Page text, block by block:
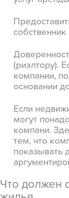
(риэлтору).
компании,
основании
Если
могут
компани.
тем, что
показывать
Что должен